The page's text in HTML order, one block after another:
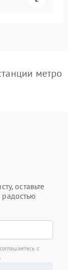
метро
оставьте
с